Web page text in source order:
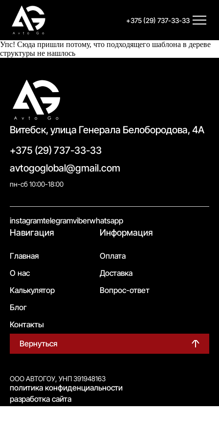
+375 (29) 737-33-33
Упс! Сюда пришли потому, что подходящего шаблона в дереве
структуры не нашлось
Витебск, улица Генерала Белобородова, 4А
+375 (29) 737-33-33
avtogoglobal@gmail.com
пн-сб 10:00-18:00
instagramtelegramviberwhatsapp
Навигация
Главная
О нас
Калькулятор
Блог
Контакты
Информация
Оплата
Доставка
Вопрос-ответ
Вернуться
ООО АВТОГОУ, УНП 391948163
политика конфиденциальности
разработка сайта